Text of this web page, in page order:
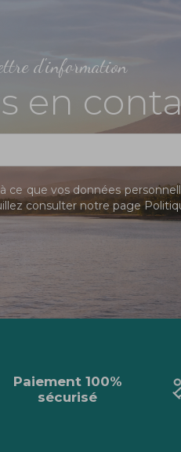
d'information
en
que vos données
consulter notre page
Paiement 100%
sécurisé